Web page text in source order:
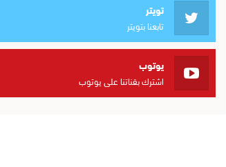
تويتر
تابعنا بتويتر
يوتوب
اشترك بقناتنا على يوتوب